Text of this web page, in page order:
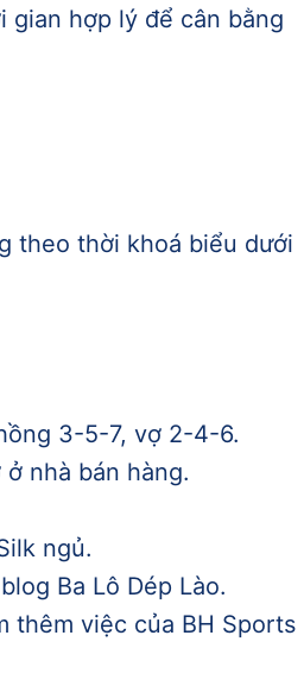
gian hợp lý để cân bằng
theo thời khoá biểu dưới
3-5-7, vợ 2-4-6.
nhà bán hàng.
ngủ.
Ba Lô Dép Lào.
thêm việc của BH Sports